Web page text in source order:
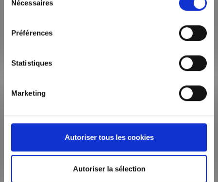
Nécessaires
Préférences
Statistiques
Marketing
Autoriser tous les cookies
Autoriser la sélection
étudiants à Lyon,